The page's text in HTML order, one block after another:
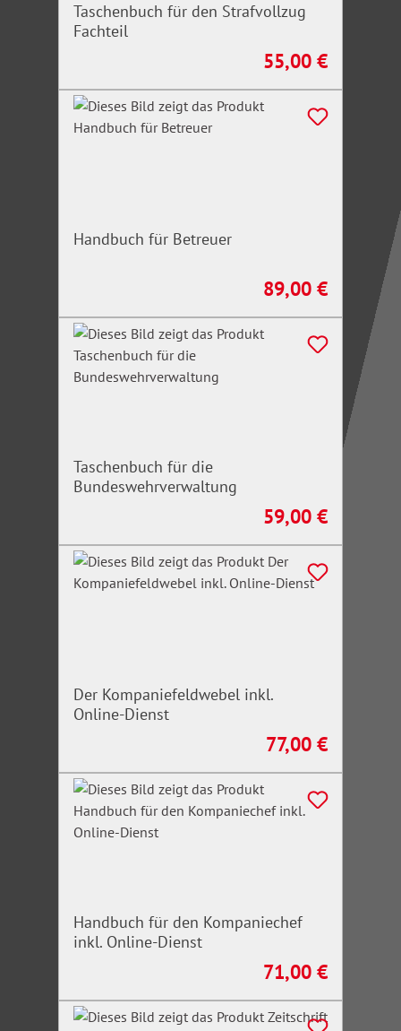
Taschenbuch für den Strafvollzug
Fachteil
Regulärer Preis:
55,00 €
Handbuch für Betreuer
Regulärer Preis:
89,00 €
Taschenbuch für die
Bundeswehrverwaltung
Regulärer Preis:
59,00 €
Der Kompaniefeldwebel inkl.
Online-Dienst
Regulärer Preis:
77,00 €
Handbuch für den Kompaniechef
inkl. Online-Dienst
Regulärer Preis:
71,00 €